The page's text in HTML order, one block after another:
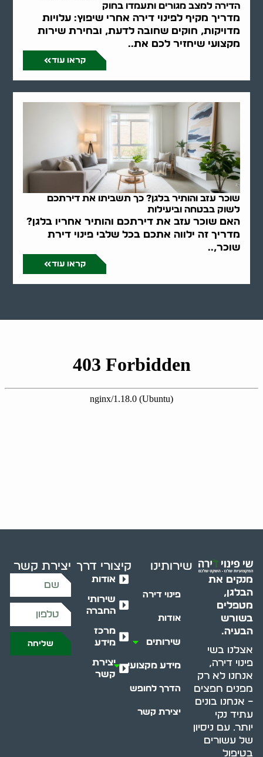
הדירה למצב מגורים ותעמדו בחוק
מדריך מקיף לפינוי דירה אחרי שיפוץ: עלויות
מדויקות, חוקים שחובה לדעת, ובחירת שירות
מקצועי שיחזיר לכם את..
קראו עוד
שוכר עזב והותיר בלגן? כך תשביתו את דירתכם
לשוק בבטחה וביעילות
האם שוכר עזב את דירתכם והותיר אחריו בלגן?
מדריך זה ילווה אתכם בכל שלבי פינוי דירת
שוכר,..
קראו עוד
מנקים את
הבלגן,
מטפלים
בשורש
הבעיה.
אצלנו בשי
פינוי דירה,
אנחנו לא רק
מפנים חפצים
– אנחנו בונים
עתיד נקי
יותר. עם ניסיון
של עשורים
בטיפול
שירותינו
פינוי דירה
אודות
שירותים
מידע מקצועי
הדרך לחופש
יצירת קשר
קיצורי דרך
אודות
שירותי
החברה
מרכז
מידע
יצירת
קשר
יצירת קשר
שליחה